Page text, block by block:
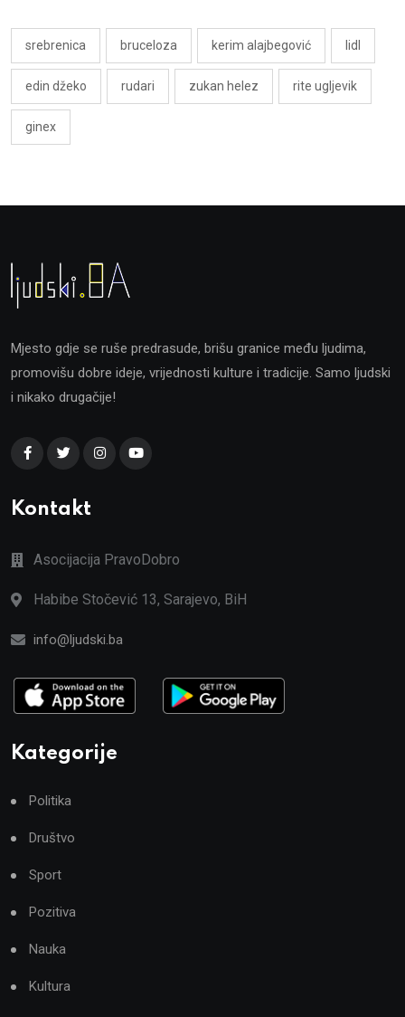
srebrenica bruceloza kerim alajbegović lidl
edin džeko rudari zukan helez rite ugljevik
ginex
Mjesto gdje se ruše predrasude, brišu granice među ljudima,
promovišu dobre ideje, vrijednosti kulture i tradicije. Samo ljudski
i nikako drugačije!
Kontakt
Asocijacija PravoDobro
Habibe Stočević 13, Sarajevo, BiH
info@ljudski.ba
Kategorije
Politika
Društvo
Sport
Pozitiva
Nauka
Kultura